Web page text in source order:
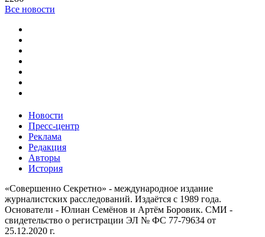
Все новости
Новости
Пресс-центр
Реклама
Редакция
Авторы
История
«Совершенно Секретно» - международное издание
журналистских расследований. Издаётся с 1989 года.
Основатели - Юлиан Семёнов и Артём Боровик. CМИ -
свидетельство о регистрации ЭЛ № ФС 77-79634 от
25.12.2020 г.